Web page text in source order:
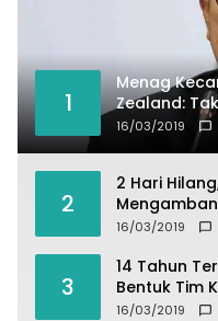
1
Menag
Zealand:
16/03/2019
2
2 Hari
16/03/2019
3
14 Tahun
Bentuk Tim
16/03/2019